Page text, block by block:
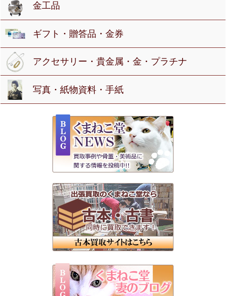
金工品
ギフト・贈答品・金券
アクセサリー・貴金属・金・プラチナ
写真・紙物資料・手紙